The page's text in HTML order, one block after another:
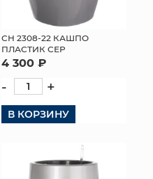
СН 2308-22 КАШПО
ПЛАСТИК СЕР
4 300 ₽
- +
В КОРЗИНУ